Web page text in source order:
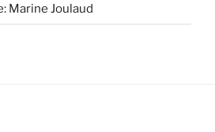
Marine Joulaud